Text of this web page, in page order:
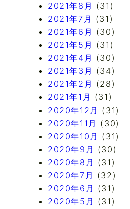
2021年8月 (31)
2021年7月 (31)
2021年6月 (30)
2021年5月 (31)
2021年4月 (30)
2021年3月 (34)
2021年2月 (28)
2021年1月 (31)
2020年12月 (31)
2020年11月 (30)
2020年10月 (31)
2020年9月 (30)
2020年8月 (31)
2020年7月 (32)
2020年6月 (31)
2020年5月 (31)